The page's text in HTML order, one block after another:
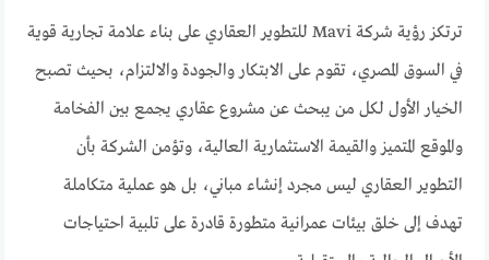
ترتكز رؤية شركة Mavi للتطوير العقاري على بناء علامة تجارية قوية
في السوق المصري، تقوم على الابتكار والجودة والالتزام، بحيث تصبح
الخيار الأول لكل من يبحث عن مشروع عقاري يجمع بين الفخامة
والموقع المتميز والقيمة الاستثمارية العالية، وتؤمن الشركة بأن
التطوير العقاري ليس مجرد إنشاء مباني، بل هو عملية متكاملة
تهدف إلى خلق بيئات عمرانية متطورة قادرة على تلبية احتياجات